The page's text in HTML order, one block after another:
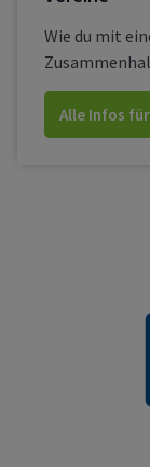
Wie du mit
Alle Infos